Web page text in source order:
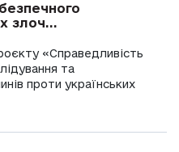
злоч...
«Справедливість
та
проти українських